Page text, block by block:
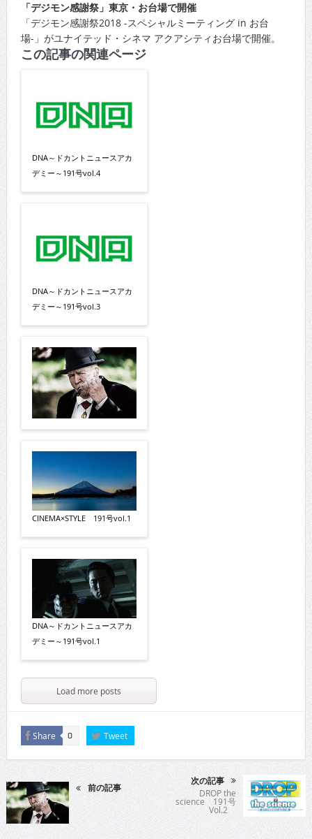
「デジモン感謝祭」東京・お台場で開催
「デジモン感謝祭2018 -スペシャルミーティング in お台
場-」がユナイテッド・シネマ アクアシティお台場で開催。
この記事の関連ページ
DNA～ドカントニュースアカ
デミー～191号vol.4
DNA～ドカントニュースアカ
デミー～191号vol.3
CINEMA×STYLE 191号vol.1
DNA～ドカントニュースアカ
デミー～191号vol.1
Load more posts
Share 0 Tweet
前の記事
次の記事
DROP the
science 191号
Vol.2